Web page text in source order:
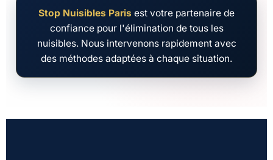
Stop Nuisibles Paris est votre partenaire de
confiance pour l'élimination de tous les
nuisibles. Nous intervenons rapidement avec
des méthodes adaptées à chaque situation.